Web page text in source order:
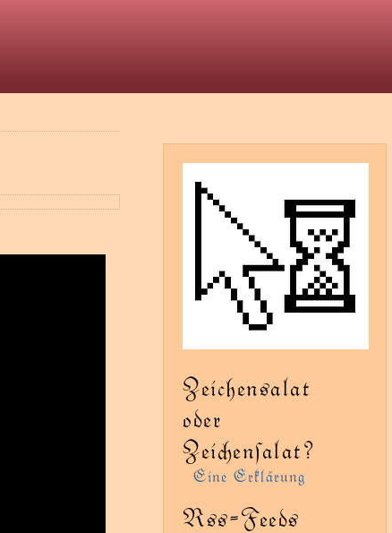
Zeichensalat
oder
Zeienſalat?
Eine Erklärung
Rss-Feeds